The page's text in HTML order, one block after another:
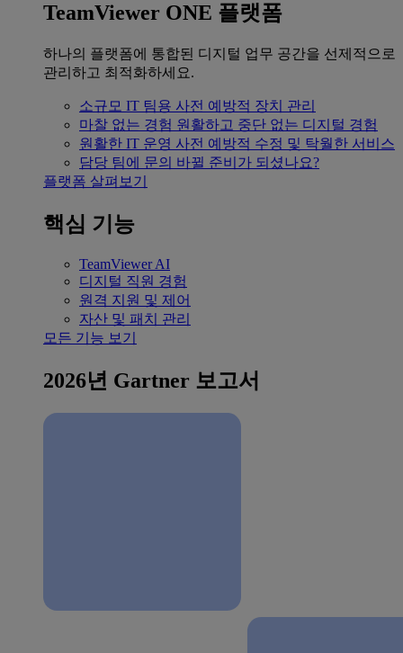
TeamViewer ONE 플랫폼
하나의 플랫폼에 통합된 디지털 업무 공간을 선제적으로
관리하고 최적화하세요.
소규모 IT 팀용 사전 예방적 장치 관리
마찰 없는 경험 원활하고 중단 없는 디지털 경험
원활한 IT 운영 사전 예방적 수정 및 탁월한 서비스
담당 팀에 문의 바뀔 준비가 되셨나요?
플랫폼 살펴보기
핵심 기능
TeamViewer AI
디지털 직원 경험
원격 지원 및 제어
자산 및 패치 관리
모든 기능 보기
2026년 Gartner 보고서